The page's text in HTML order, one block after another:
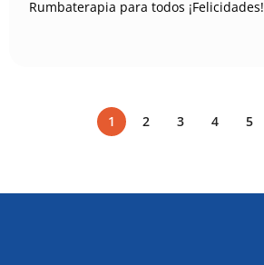
Rumbaterapia para todos ¡Felicidades!
1 2 3 4 5